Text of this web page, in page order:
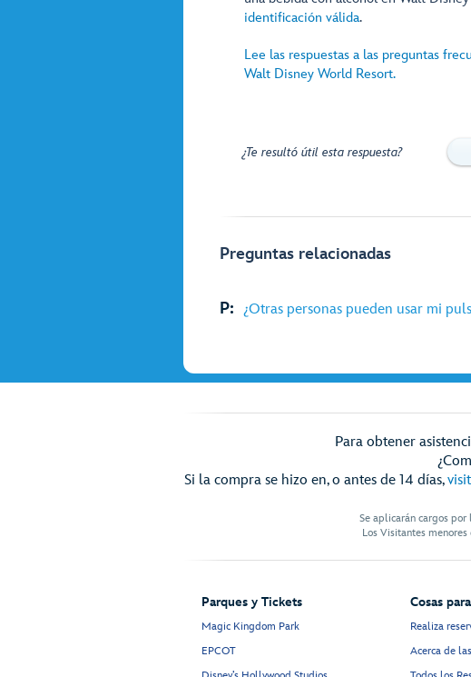
identificación válida.
Lee las respuestas a las preguntas
Walt Disney World Resort.
¿Te resultó útil esta respuesta?
Preguntas relacionadas
P: ¿Otras personas pueden usar mi
Para obtener
Si la compra se hizo en, o antes de 14 días,
Se aplicarán cargos
Los Visitantes
Parques y Tickets
Magic Kingdom Park
EPCOT
Cosas
Realiza
Acerca de